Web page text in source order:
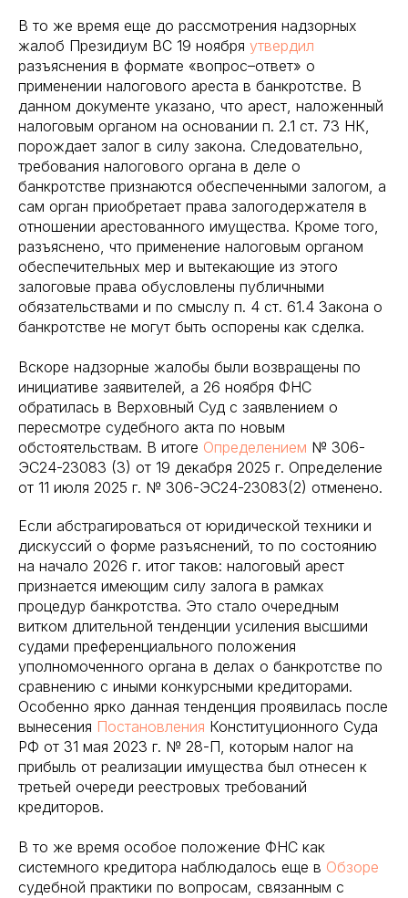
В то же время еще до рассмотрения надзорных
жалоб Президиум ВС 19 ноября утвердил
разъяснения в формате «вопрос–ответ» о
применении налогового ареста в банкротстве. В
данном документе указано, что арест, наложенный
налоговым органом на основании п. 2.1 ст. 73 НК,
порождает залог в силу закона. Следовательно,
требования налогового органа в деле о
банкротстве признаются обеспеченными залогом, а
сам орган приобретает права залогодержателя в
отношении арестованного имущества. Кроме того,
разъяснено, что применение налоговым органом
обеспечительных мер и вытекающие из этого
залоговые права обусловлены публичными
обязательствами и по смыслу п. 4 ст. 61.4 Закона о
банкротстве не могут быть оспорены как сделка.
Вскоре надзорные жалобы были возвращены по
инициативе заявителей, а 26 ноября ФНС
обратилась в Верховный Суд с заявлением о
пересмотре судебного акта по новым
обстоятельствам. В итоге Определением № 306-
ЭС24-23083 (3) от 19 декабря 2025 г. Определение
от 11 июля 2025 г. № 306-ЭС24-23083(2) отменено.
Если абстрагироваться от юридической техники и
дискуссий о форме разъяснений, то по состоянию
на начало 2026 г. итог таков: налоговый арест
признается имеющим силу залога в рамках
процедур банкротства. Это стало очередным
витком длительной тенденции усиления высшими
судами преференциального положения
уполномоченного органа в делах о банкротстве по
сравнению с иными конкурсными кредиторами.
Особенно ярко данная тенденция проявилась после
вынесения Постановления Конституционного Суда
РФ от 31 мая 2023 г. № 28-П, которым налог на
прибыль от реализации имущества был отнесен к
третьей очереди реестровых требований
кредиторов.
В то же время особое положение ФНС как
системного кредитора наблюдалось еще в Обзоре
судебной практики по вопросам, связанным с